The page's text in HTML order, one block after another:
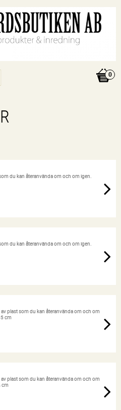
du kan återanvända om och om igen.
du kan återanvända om och om igen.
plast som du kan återanvända om och om
cm
plast som du kan återanvända om och om
cm